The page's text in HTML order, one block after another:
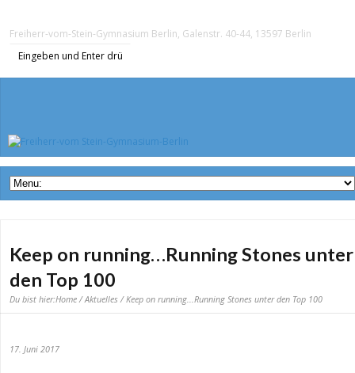
Freiherr-vom-Stein-Gymnasium Berlin, Galenstr. 40-44, 13597 Berlin
Keep on running…Running Stones unter
den Top 100
Du bist hier:Home/Aktuelles/ Keep on running...Running Stones unter den Top 100
17. Juni 2017